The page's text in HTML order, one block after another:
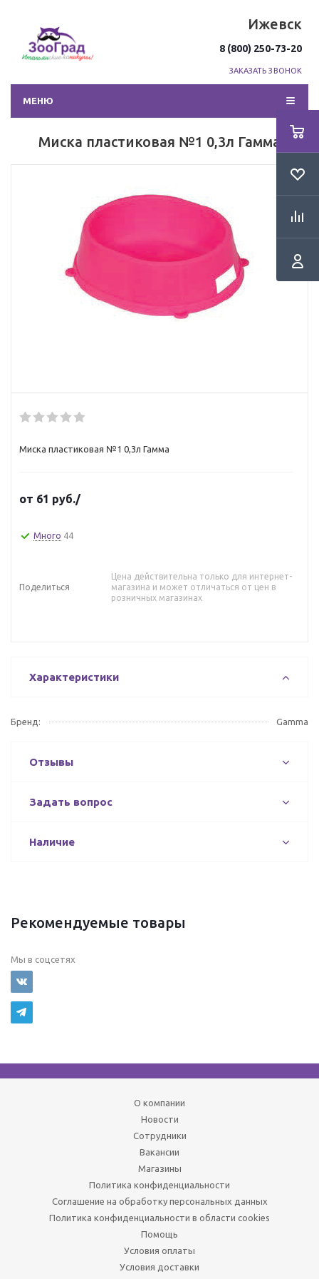
Ижевск
8 (800) 250-73-20
ЗАКАЗАТЬ ЗВОНОК
МЕНЮ
Миска пластиковая №1 0,3л Гамма
Миска пластиковая №1 0,3л Гамма
от 61 руб./
Много 44
Поделиться
Цена действительна только для интернет-
магазина и может отличаться от цен в
розничных магазинах
Характеристики
Бренд: Gamma
Отзывы
Задать вопрос
Наличие
Рекомендуемые товары
Мы в соцсетях
О компании
Новости
Сотрудники
Вакансии
Магазины
Политика конфиденциальности
Соглашение на обработку персональных данных
Политика конфиденциальности в области cookies
Помощь
Условия оплаты
Условия доставки